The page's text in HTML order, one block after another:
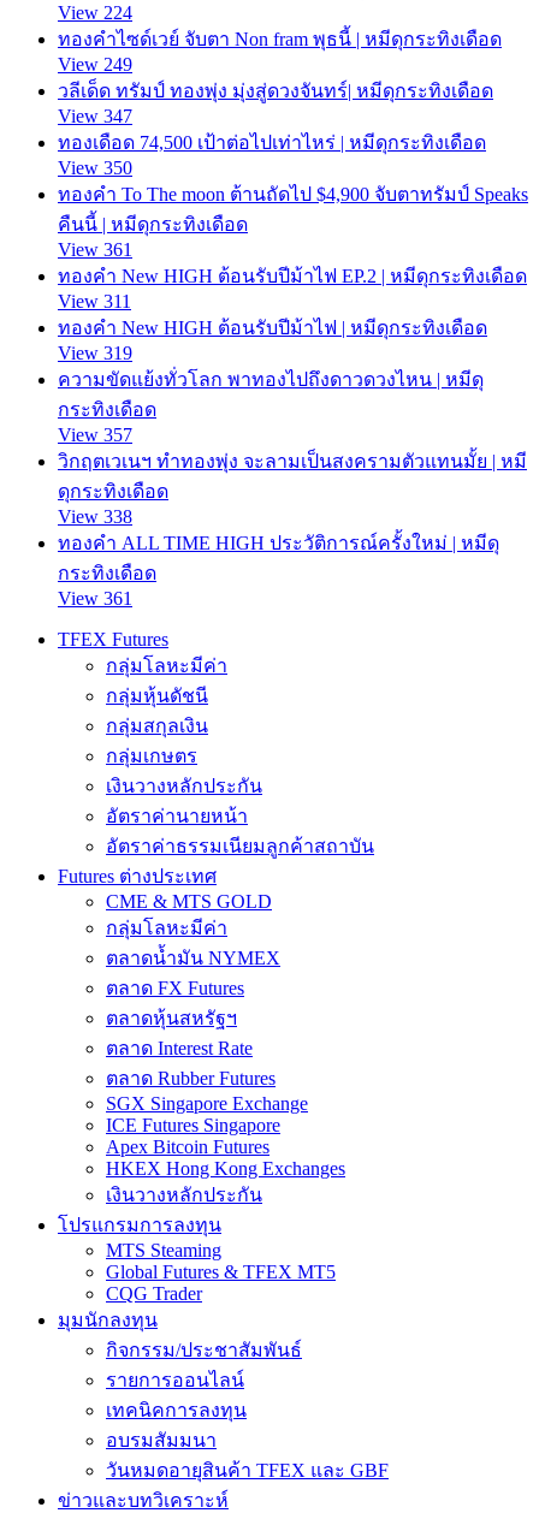
View 224
ทองคำไซด์เวย์ จับตา Non fram พุธนี้ | หมีดุกระทิงเดือด
View 249
วลีเด็ด ทรัมป์ ทองพุ่ง มุ่งสู่ดวงจันทร์| หมีดุกระทิงเดือด
View 347
ทองเดือด 74,500 เป้าต่อไปเท่าไหร่ | หมีดุกระทิงเดือด
View 350
ทองคำ To The moon ต้านถัดไป $4,900 จับตาทรัมป์ Speaks
คืนนี้ | หมีดุกระทิงเดือด
View 361
ทองคำ New HIGH ต้อนรับปีม้าไฟ EP.2 | หมีดุกระทิงเดือด
View 311
ทองคำ New HIGH ต้อนรับปีม้าไฟ | หมีดุกระทิงเดือด
View 319
ความขัดแย้งทั่วโลก พาทองไปถึงดาวดวงไหน | หมีดุ
กระทิงเดือด
View 357
วิกฤตเวเนฯ ทำทองพุ่ง จะลามเป็นสงครามตัวแทนมั้ย | หมี
ดุกระทิงเดือด
View 338
ทองคำ ALL TIME HIGH ประวัติการณ์ครั้งใหม่ | หมีดุ
กระทิงเดือด
View 361
TFEX Futures
กลุ่มโลหะมีค่า
กลุ่มหุ้นดัชนี
กลุ่มสกุลเงิน
กลุ่มเกษตร
เงินวางหลักประกัน
อัตราค่านายหน้า
อัตราค่าธรรมเนียมลูกค้าสถาบัน
Futures ต่างประเทศ
CME & MTS GOLD
กลุ่มโลหะมีค่า
ตลาดน้ำมัน NYMEX
ตลาด FX Futures
ตลาดหุ้นสหรัฐฯ
ตลาด Interest Rate
ตลาด Rubber Futures
SGX Singapore Exchange
ICE Futures Singapore
Apex Bitcoin Futures
HKEX Hong Kong Exchanges
เงินวางหลักประกัน
โปรแกรมการลงทุน
MTS Steaming
Global Futures & TFEX MT5
CQG Trader
มุมนักลงทุน
กิจกรรม/ประชาสัมพันธ์
รายการออนไลน์
เทคนิคการลงทุน
อบรมสัมมนา
วันหมดอายุสินค้า TFEX และ GBF
ข่าวและบทวิเคราะห์